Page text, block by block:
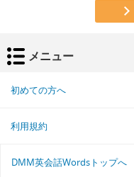
メニュー
初めての方へ
利用規約
DMM英会話Wordsトップへ